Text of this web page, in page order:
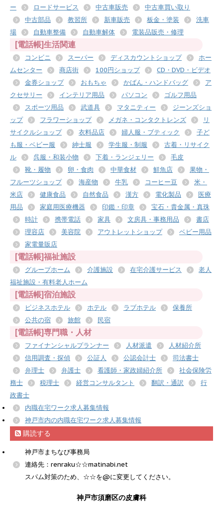
ー
ロードサービス 中古車販売
中古車買い取り
中古部品
教習所 新車販売 板金・塗装
洗車
場
自動車整備 自動車解体 電装品販売・修理
[電話帳]生活関連
コンビニ スーパー ディスカウントショップ
ホー
ムセンター
商店街 100円ショップ
CD・DVD・ビデオ
金券ショップ
おもちゃ かばん・ハンドバッグ
ア
クセサリー
インテリア用品 パソコン
ゴルフ用品
スポーツ用品
武道具 マタニティー
ジーンズショ
ップ
フラワーショップ メガネ・コンタクトレンズ
リ
サイクルショップ
衣料品店 婦人服・ブティック
子ど
も服・ベビー服
紳士服 学生服・制服
古着・リサイク
ル
呉服・和装小物 下着・ランジェリー
毛皮
靴・履物
卵・食肉 中華食材 鮮魚店
果物・
フルーツショップ
海産物 牛乳 コーヒー豆
米・
米店
健康食品 自然食品 漢方 電化製品
医療
用品
家庭用医療機器 印鑑・印章
宝石・貴金属・真珠
時計
携帯電話 家具 文房具・事務用品
書店
理容店
美容院 アウトレットショップ
ベビー用品
家電量販店
[電話帳]福祉施設
グループホーム 介護施設 在宅介護サービス
老人
福祉施設・有料老人ホーム
[電話帳]宿泊施設
ビジネスホテル ホテル ラブホテル
保養所
公共の宿
旅館 民宿
[電話帳]専門職・人材
ファイナンシャルプランナー 人材派遣
人材紹介所
信用調査・探偵
公証人 公認会計士
司法書士
弁理士
弁護士 看護師・家政婦紹介所
社会保険労
務士
税理士 経営コンサルタント 翻訳・通訳
行
政書士
内職在宅ワーク求人募集情報
神戸市内の内職在宅ワーク求人募集情報
購読する
神戸市まちなび事務局
連絡先：renraku☆☆matinabi.net
スパム対策のため、☆☆を@に変更してください。
神戸市須磨区の皮膚科